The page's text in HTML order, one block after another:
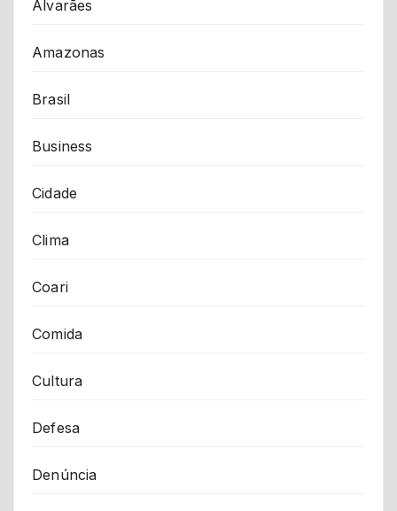
Alvarães
Amazonas
Brasil
Business
Cidade
Clima
Coari
Comida
Cultura
Defesa
Denúncia